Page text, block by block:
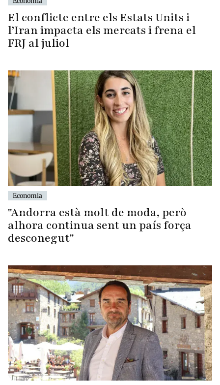
El conflicte entre els Estats Units i
l’Iran impacta els mercats i frena el
FRJ al juliol
Economia
"Andorra està molt de moda, però
alhora continua sent un país força
desconegut"